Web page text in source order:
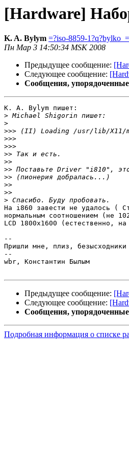
[Hardware]
K. A. Bylym =?iso-8859-
Пн Мар 3 14:50:34 MSK 2008
Предыдущее сообщение:
Следующее сообщение:
Сообщения,
K. A. Bylym пишет:
>
>
>>>
>>>
>>>
>>
>>
>>
>>
>>
>>
>
На i860 завеcти не удалось (
нормальным соотношением (не
LCD 1800x1600 (естественно,
--
Пришли мне, плиз, безысходники
--
wbr, Константин Былым
Предыдущее сообщение:
Следующее сообщение:
Сообщения,
Подробная информация о списке